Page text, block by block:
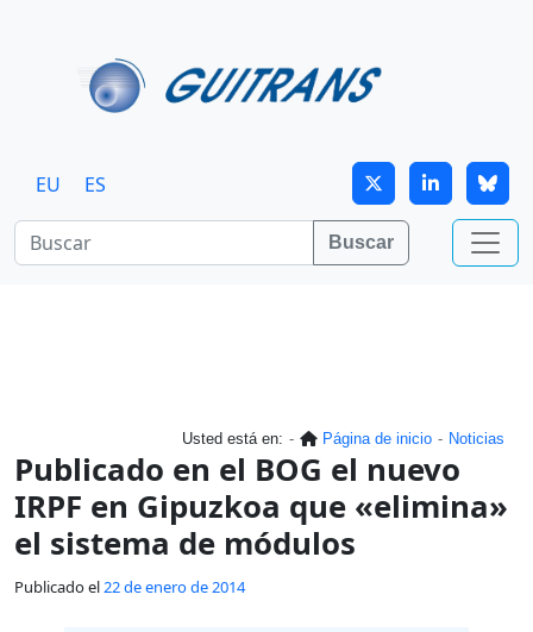
EU ES
Buscar
Usted está en: Página de inicio Noticias
Publicado en el BOG el nuevo
IRPF en Gipuzkoa que «elimina»
el sistema de módulos
Publicado el22 de enero de 2014